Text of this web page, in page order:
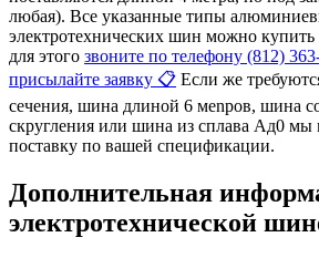
любая). Все указанные типы
электротехнических шин можно купить
для этого звоните по телефону (812)
присылайте заявку 📋 Если же
сечения, шина длиной 6 меnров, шина
скругления или шина из сплава Ад0 мы
поставку по вашей спецификации.
Дополнительная
электротехнической